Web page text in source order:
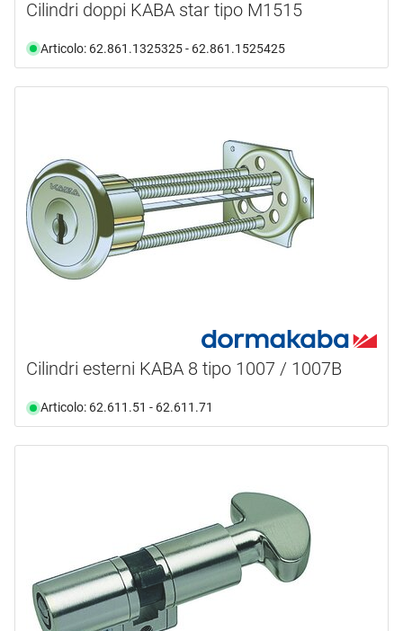
Cilindri doppi KABA star tipo M1515
Articolo: 62.861.1325325 - 62.861.1525425
Cilindri esterni KABA 8 tipo 1007 / 1007B
Articolo: 62.611.51 - 62.611.71